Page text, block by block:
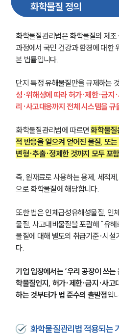
화학물질 정의
화학물질관리법은 화학물질의 제
과정에서 국민 건강과 환경에 대한
본 법률입니다.
단지 특정 유해물질만을 규제하는
성·위해성에 따라 허가·제한·금지
리·사고대응까지 전체 시스템을 규
화학물질관리법에 따르면 화학물질
적 반응을 일으켜 얻어진 물질, 또
변형·추출·정제한 것까지 모두 포함
즉, 원재료로 사용하는 용제, 세척
으로 화학물질에 해당합니다.
또한 법은 인체급성유해성물질, 인
물질, 사고대비물질을 포괄해 “유
물질에 대해 별도의 취급기준·시설
다.
기업 입장에서는 ‘우리 공장이 쓰
학물질인지, 허가·제한·금지·사고
하는 것부터가 법 준수의 출발점입
화학물질관리법 적용되는